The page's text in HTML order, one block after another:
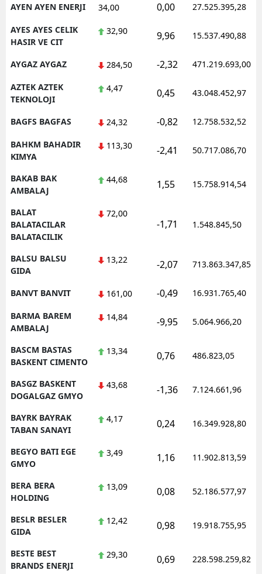
AYEN AYEN ENERJI 34,00 0,00 27.525.395,28
AYES AYES CELIK
HASIR VE CIT
32,90 9,96 15.537.490,88
AYGAZ AYGAZ 284,50 -2,32 471.219.693,00
AZTEK AZTEK
TEKNOLOJI
4,47 0,45 43.048.452,97
BAGFS BAGFAS 24,32 -0,82 12.758.532,52
BAHKM BAHADIR
KIMYA
113,30 -2,41 50.717.086,70
BAKAB BAK
AMBALAJ
44,68 1,55 15.758.914,54
BALAT
BALATACILAR
BALATACILIK
72,00
-1,71 1.548.845,50
BALSU BALSU
GIDA
13,22 -2,07 713.863.347,85
BANVT BANVIT 161,00 -0,49 16.931.765,40
BARMA BAREM
AMBALAJ
14,84 -9,95 5.064.966,20
BASCM BASTAS
BASKENT CIMENTO
13,34 0,76 486.823,05
BASGZ BASKENT
DOGALGAZ GMYO
43,68 -1,36 7.124.661,96
BAYRK BAYRAK
TABAN SANAYI
4,17 0,24 16.349.928,80
BEGYO BATI EGE
GMYO
3,49 1,16 11.902.813,59
BERA BERA
HOLDING
13,09 0,08 52.186.577,97
BESLR BESLER
GIDA
12,42 0,98 19.918.755,95
BESTE BEST
BRANDS ENERJI
29,30 0,69 228.598.259,82